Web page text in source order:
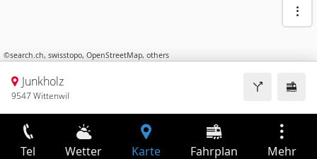
©search.ch, swisstopo, OpenStreetMap, others
Junkholz
9547 Wittenwil
Tel Wetter Karte Fahrplan Mehr